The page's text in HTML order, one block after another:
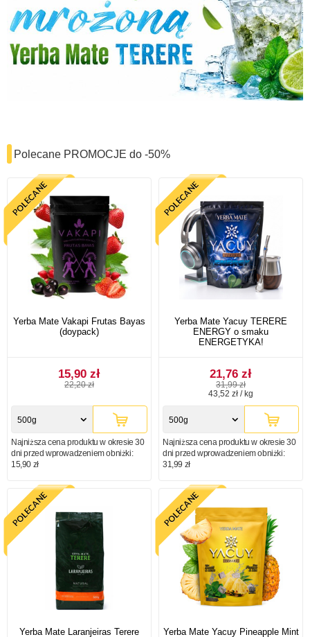
Polecane PROMOCJE do -50%
Yerba Mate Vakapi Frutas Bayas
(doypack)
15,90 zł
22,20 zł
500g
Najniższa cena produktu w okresie 30
dni przed wprowadzeniem obniżki:
15,90 zł
Yerba Mate Yacuy TERERE
ENERGY o smaku
ENERGETYKA!
21,76 zł
31,99 zł
43,52 zł / kg
500g
Najniższa cena produktu w okresie 30
dni przed wprowadzeniem obniżki:
31,99 zł
Yerba Mate Laranjeiras Terere
Yerba Mate Yacuy Pineapple Mint